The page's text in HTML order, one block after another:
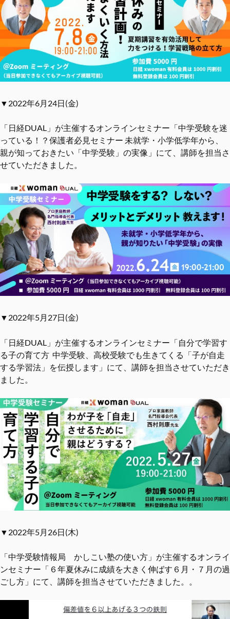
▼2022年6月24日(金)
「日経DUAL」が主催するオンラインセミナー「中学受験を迷
っている！？保護者必見セミナー 未就学・小学低学年から、
親が知っておきたい「中学受験」の実像」にて、講師を担当さ
せていただきました。
▼2022年5月27日(金)
「日経DUAL」が主催するオンラインセミナー「自分で学習す
る子の育て方 中学受験、高校受験でも生きてくる「子が自走
する学習法」を伝授します」にて、講師を担当させていただき
ました。
▼2022年5月26日(木)
「中学受験情報局 かしこい塾の使い方」が主催するオンライ
ンセミナー「６年夏休みに成績を大きく伸ばす６月・７月の過
ごし方」にて、講師を担当させていただきました。。